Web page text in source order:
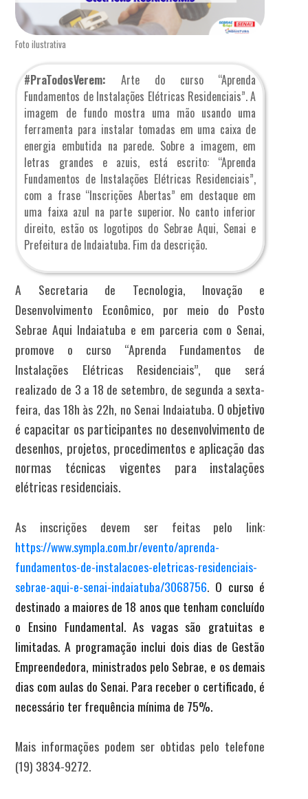
Foto ilustrativa
#PraTodosVerem:Arte do curso “Aprenda
Fundamentos de Instalações Elétricas Residenciais”. A
imagem de fundo mostra uma mão usando uma
ferramenta para instalar tomadas em uma caixa de
energia embutida na parede. Sobre a imagem, em
letras grandes e azuis, está escrito: “Aprenda
Fundamentos de Instalações Elétricas Residenciais”,
com a frase “Inscrições Abertas” em destaque em
uma faixa azul na parte superior. No canto inferior
direito, estão os logotipos do Sebrae Aqui, Senai e
Prefeitura de Indaiatuba. Fim da descrição.
A Secretaria de Tecnologia, Inovação e
Desenvolvimento Econômico, por meio do Posto
Sebrae Aqui Indaiatuba e em parceria com o Senai,
promove o curso “Aprenda Fundamentos de
Instalações Elétricas Residenciais”, que será
realizado de 3 a 18 de setembro, de segunda a sexta-
feira, das 18h às 22h, no Senai Indaiatuba.O objetivo
é capacitar os participantes no desenvolvimento de
desenhos, projetos, procedimentos e aplicação das
normas técnicas vigentes para instalações
elétricas residenciais.
As inscrições devem ser feitas pelo link:
https://www.sympla.com.br/evento/aprenda-
fundamentos-de-instalacoes-eletricas-residenciais-
sebrae-aqui-e-senai-indaiatuba/3068756. O curso é
destinado a maiores de 18 anos que tenham concluído
o Ensino Fundamental. As vagas são gratuitas e
limitadas. A programação inclui dois dias de Gestão
Empreendedora, ministrados pelo Sebrae, e os demais
dias com aulas do Senai. Para receber o certificado, é
necessário ter frequência mínima de 75%.
Mais informações podem ser obtidas pelo telefone
(19) 3834-9272.